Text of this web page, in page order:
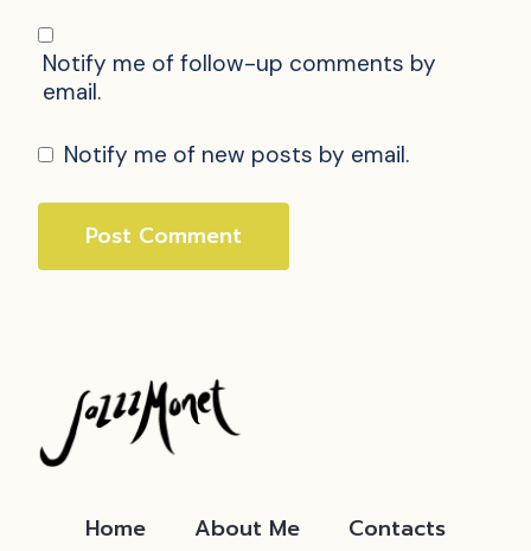
Notify me of follow-up comments by
email.
Notify me of new posts by email.
Home About Me Contacts